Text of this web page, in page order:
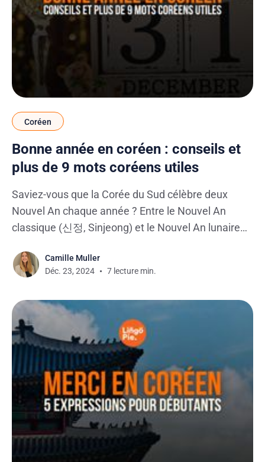
Coréen
Bonne année en coréen : conseils et
plus de 9 mots coréens utiles
Saviez-vous que la Corée du Sud célèbre deux
Nouvel An chaque année ? Entre le Nouvel An
classique (신정, Sinjeong) et le Nouvel An lunaire
d’occasions pour échanger des vœux chaleureux.
Mais attention : aujourd'hui, on s’éloigne des
Camille Muller
Déc. 23, 2024
7 lecture min.